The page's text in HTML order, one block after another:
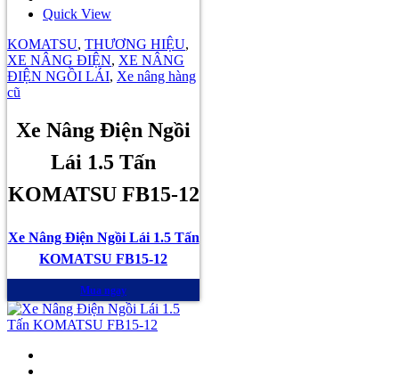
Quick View
KOMATSU, THƯƠNG HIỆU,
XE NÂNG ĐIỆN, XE NÂNG
ĐIỆN NGỒI LÁI, Xe nâng hàng
cũ
Xe Nâng Điện Ngồi
Lái 1.5 Tấn
KOMATSU FB15-12
Xe Nâng Điện Ngồi Lái 1.5 Tấn
KOMATSU FB15-12
Mua ngay